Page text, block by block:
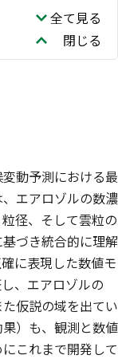
全て見る
閉じる
動予測における最
エアロゾルの数濃
径、そして雲粒の
づき統合的に理解
に表現した数値モ
、エアロゾルの
仮説の域を出てい
）も、観測と数値
これまで開発して